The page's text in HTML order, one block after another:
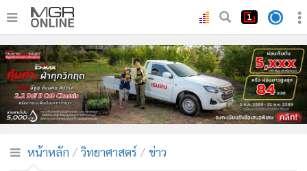
• หน้าหลัก
• ทันเหตุการณ์
• ภาคใต้
• ภูมิภาค
• บันเทิง
หน้าหลัก วิทยาศาสตร์ ข่าว